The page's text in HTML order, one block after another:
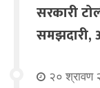
सरकारी
समझदारी,
२० श्रावण